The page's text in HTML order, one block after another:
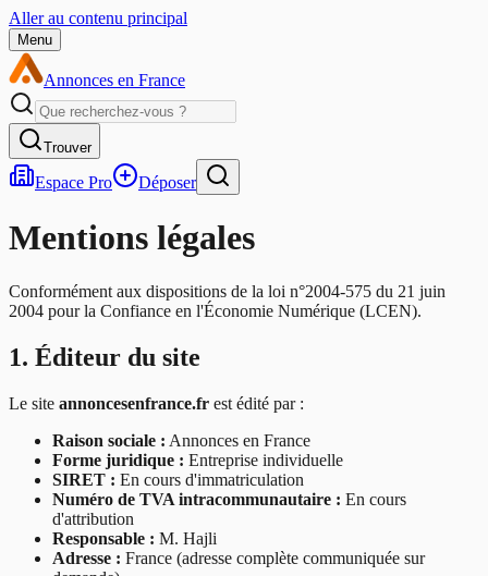
Aller au contenu principal
Menu
Annonces en France
Trouver
Espace Pro Déposer
Mentions légales
Conformément aux dispositions de la loi n°2004-575 du 21 juin
2004 pour la Confiance en l'Économie Numérique (LCEN).
1. Éditeur du site
Le site annoncesenfrance.fr est édité par :
Raison sociale : Annonces en France
Forme juridique : Entreprise individuelle
SIRET : En cours d'immatriculation
Numéro de TVA intracommunautaire : En cours
d'attribution
Responsable : M. Hajli
Adresse : France (adresse complète communiquée sur